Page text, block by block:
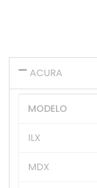
ACURA
MODELO
ILX
MDX